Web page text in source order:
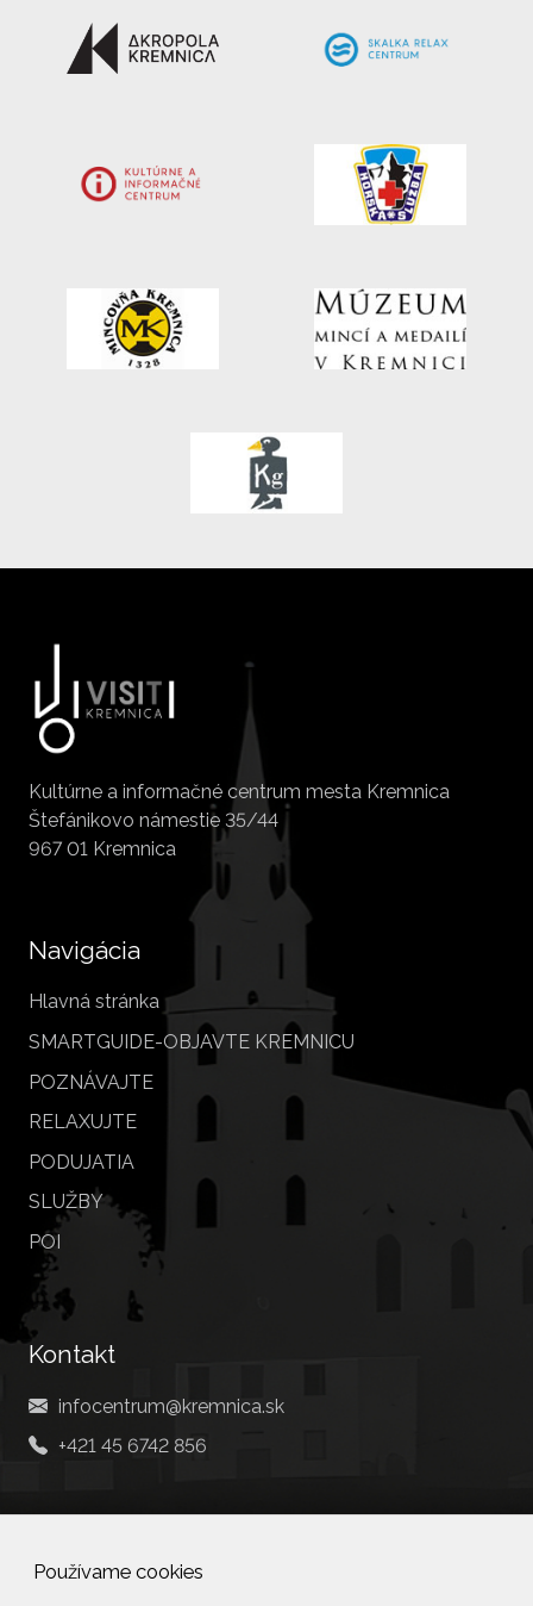
Používame cookies
Kultúrne a informačné centrum mesta Kremnica
Štefánikovo námestie 35/44
967 01 Kremnica
Navigácia
Hlavná stránka
SMARTGUIDE-OBJAVTE KREMNICU
POZNÁVAJTE
RELAXUJTE
PODUJATIA
SLUŽBY
POI
Kontakt
infocentrum@kremnica.sk
+421 45 6742 856
Social